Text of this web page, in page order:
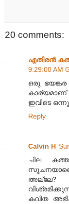
20 comments:
എതിരന്‍
9:29:00 AM
ഒരു ഭയങ്കര
കാര്യമാണ്.
ഇവിടെ
Reply
Calvin H
ചില
അല്ലേ?
കവിത